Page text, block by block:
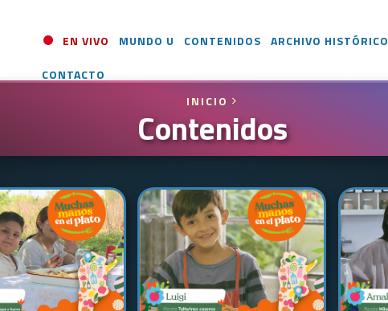
EN VIVO MUNDO U CONTENIDOS ARCHIVO HISTÓRICO
CONTACTO
INICIO
Contenidos